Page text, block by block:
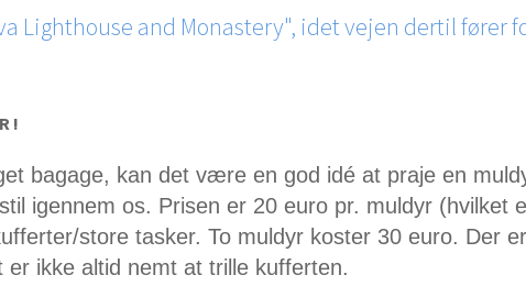
Lighthouse and Monastery", idet vejen dertil fører
!
bagage, kan det være en god idé at praje en
igennem os. Prisen er 20 euro pr. muldyr (hvilket
store tasker. To muldyr koster 30 euro. Der
er ikke altid nemt at trille kufferten.